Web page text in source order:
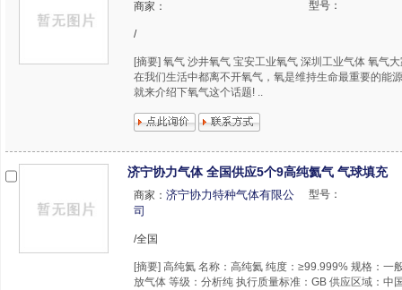
商家： 型号：
/
[摘要] 氧气 沙井氧气 宝安工业氧气 深圳工业气体 氧气
在我们生活中都离不开氧气，氧是维持生命最重要的能
就来介绍下氧气这个话题! ..
济宁协力气体 全国供应5个9高纯氦气 气球填充
商家： 济宁协力特种气体有限公
司
型号：
/全国
[摘要] 高纯氦 名称：高纯氦 纯度：≥99.999% 规格：一
放气体 等级：分析纯 执行质量标准：GB 供应区域：中